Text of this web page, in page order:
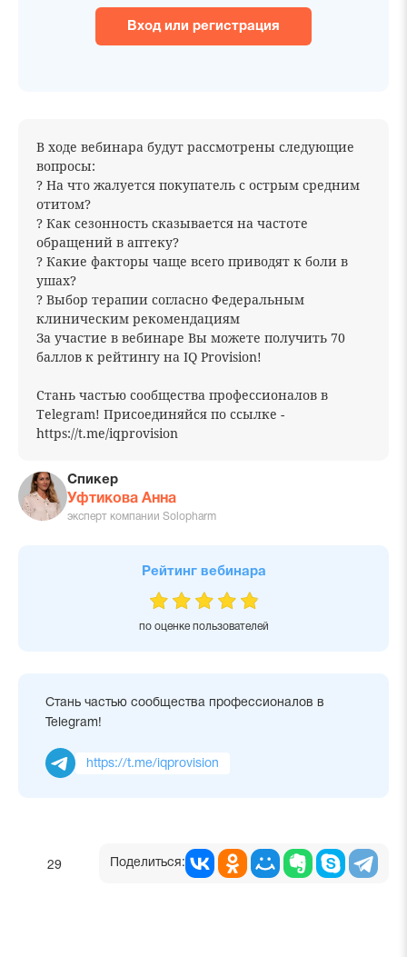
Вход или регистрация
В ходе вебинара будут рассмотрены следующие
вопросы:
? На что жалуется покупатель с острым средним
отитом?
? Как сезонность сказывается на частоте
обращений в аптеку?
? Какие факторы чаще всего приводят к боли в
ушах?
? Выбор терапии согласно Федеральным
клиническим рекомендациям
За участие в вебинаре Вы можете получить 70
баллов к рейтингу на IQ Provision!
Стань частью сообщества профессионалов в
Telegram! Присоединяйся по ссылке -
https://t.me/iqprovision
Спикер
Уфтикова Анна
эксперт компании Solopharm
Рейтинг вебинара
по оценке пользователей
Стань частью сообщества профессионалов в
Telegram!
https://t.me/iqprovision
29 Поделиться: